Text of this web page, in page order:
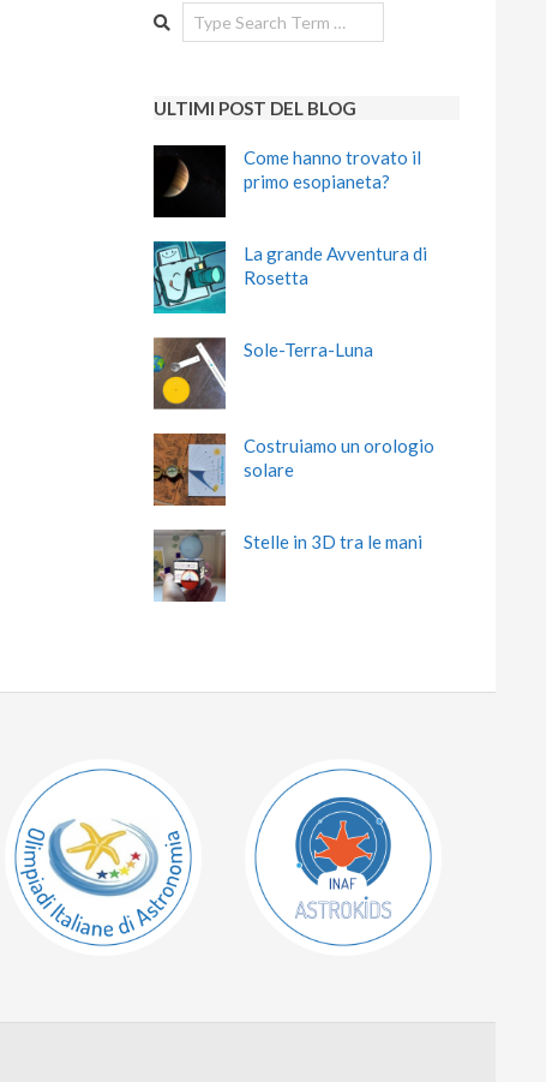
Search
ULTIMI POST DEL BLOG
Come hanno trovato il
primo esopianeta?
La grande Avventura di
Rosetta
Sole-Terra-Luna
Costruiamo un orologio
solare
Stelle in 3D tra le mani